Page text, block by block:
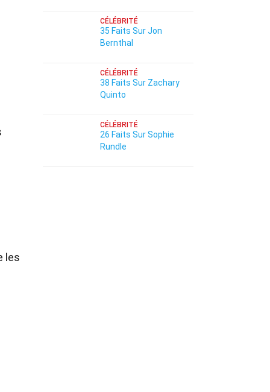
les
CÉLÉBRITÉ
35 Faits Sur Jon
Bernthal
CÉLÉBRITÉ
38 Faits Sur Zachary
Quinto
CÉLÉBRITÉ
26 Faits Sur Sophie
Rundle